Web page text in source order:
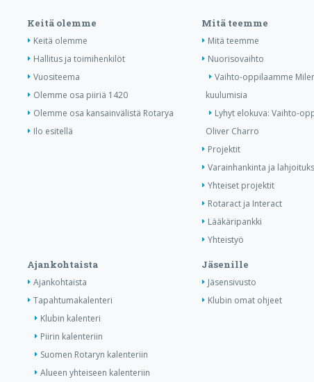
Keitä olemme
Keitä olemme
Hallitus ja toimihenkilöt
Vuositeema
Olemme osa piiriä 1420
Olemme osa kansainvälistä Rotarya
Ilo esitellä
Mitä teemme
Mitä teemme
Nuorisovaihto
Vaihto-oppilaamme
kuulumisia
Lyhyt elokuva: Vaihto-
Oliver Charro
Projektit
Varainhankinta ja
Yhteiset projektit
Rotaract ja Interact
Lääkäripankki
Yhteistyö
Ajankohtaista
Ajankohtaista
Tapahtumakalenteri
Klubin kalenteri
Piirin kalenteriin
Suomen Rotaryn kalenteriin
Alueen yhteiseen kalenteriin
Jäsenille
Jäsensivusto
Klubin omat ohjeet